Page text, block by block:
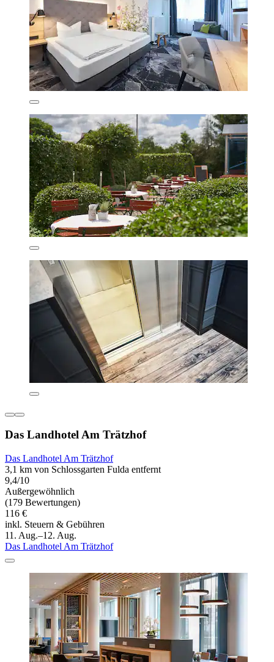
Das Landhotel Am Trätzhof
Das Landhotel Am Trätzhof
3,1 km von Schlossgarten Fulda entfernt
9,4/10
Außergewöhnlich
(179 Bewertungen)
116 €
inkl. Steuern & Gebühren
11. Aug.–12. Aug.
Das Landhotel Am Trätzhof